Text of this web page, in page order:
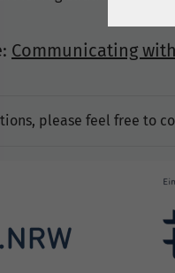
Communicating
please feel free to